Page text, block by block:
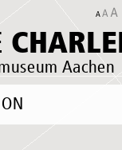
Aachen